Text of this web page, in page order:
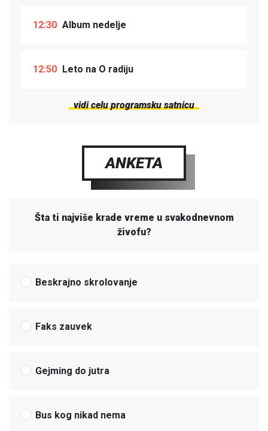
12:30 Album nedelje
12:50 Leto na O radiju
vidi celu programsku satnicu
ANKETA
Šta ti najviše krade vreme u svakodnevnom
živofu?
Beskrajno skrolovanje
Faks zauvek
Gejming do jutra
Bus kog nikad nema